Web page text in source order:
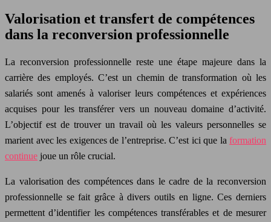
Valorisation et transfert de compétences
dans la reconversion professionnelle
La reconversion professionnelle reste une étape majeure dans la
carrière des employés. C’est un chemin de transformation où les
salariés sont amenés à valoriser leurs compétences et expériences
acquises pour les transférer vers un nouveau domaine d’activité.
L’objectif est de trouver un travail où les valeurs personnelles se
marient avec les exigences de l’entreprise. C’est ici que la formation
continue joue un rôle crucial.
La valorisation des compétences dans le cadre de la reconversion
professionnelle se fait grâce à divers outils en ligne. Ces derniers
permettent d’identifier les compétences transférables et de mesurer